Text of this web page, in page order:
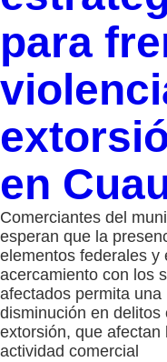
para
en
Comerciantes del
esperan que la
elementos federales y
acercamiento con los
afectados permita una
disminución en delitos
extorsión, que afectan
actividad comercial